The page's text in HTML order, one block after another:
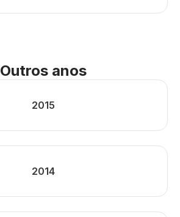
Outros anos
2015
2014